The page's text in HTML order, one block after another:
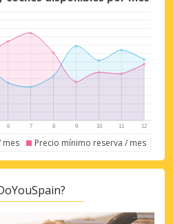
mes Precio mínimo reserva / mes